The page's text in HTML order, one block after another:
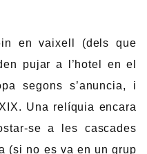
en vaixell (dels que
pujar a l’hotel en el
segons s’anuncia, i
Una relíquia encara
se a les cascades
(si no es va en un grup